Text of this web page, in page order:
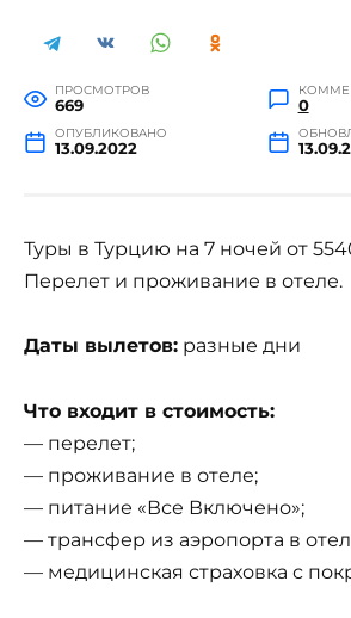
ПРОСМОТРОВ
669 0
ОПУБЛИКОВАНО
13.09.2022
Туры в Турцию на 7 ночей от
Перелет и проживание в отеле.
Даты вылетов: разные дни
Что входит в стоимость:
— перелет;
— проживание в отеле;
— питание «Все Включено»;
— трансфер из аэропорта в
— медицинская страховка с